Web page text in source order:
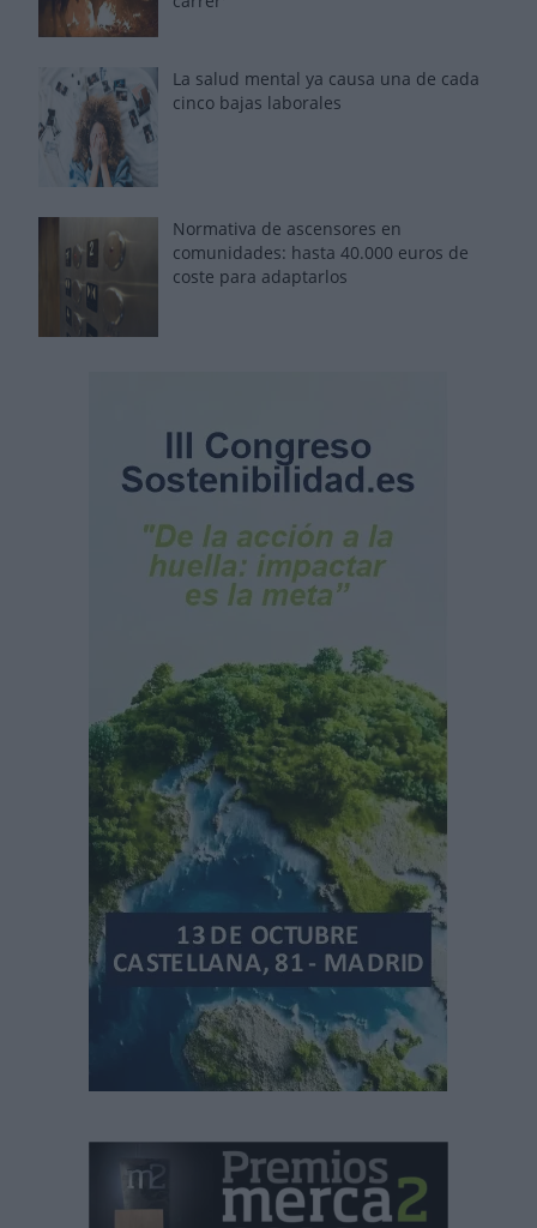
La salud mental ya causa una de cada
cinco bajas laborales
Normativa de ascensores en
comunidades: hasta 40.000 euros de
coste para adaptarlos